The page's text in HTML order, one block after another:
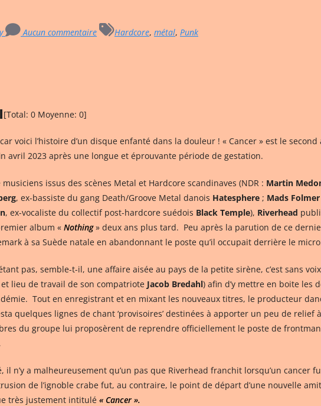
Aucun commentaire Hardcore, métal, Punk
[Total: 0 Moyenne: 0]
voici l’histoire d’un disque enfanté dans la douleur ! « Cancer » est le
avril 2023 après une longue et éprouvante période de gestation.
issus des scènes Metal et Hardcore scandinaves (NDR : Martin
, ex-bassiste du gang Death/Groove Metal danois Hatesphere ; Mads
, ex-vocaliste du collectif post-hardcore suédois Black Temple), Riverhead
album « Nothing» deux ans plus tard. Peu après la parution de ce
à sa Suède natale en abandonnant le poste qu’il occupait derrière le
pas, semble-t-il, une affaire aisée au pays de la petite sirène, c’est sans
et lieu de travail de son compatriote Jacob Bredahl) afin d’y mettre en boite les
Tout en enregistrant et en mixant les nouveaux titres, le producteur
quelques lignes de chant ‘provisoires’ destinées à apporter un peu de relief
du groupe lui proposèrent de reprendre officiellement le poste de
il n’y a malheureusement qu’un pas que Riverhead franchit lorsqu’un
de l’ignoble crabe fut, au contraire, le point de départ d’une nouvelle
très justement intitulé « Cancer ».